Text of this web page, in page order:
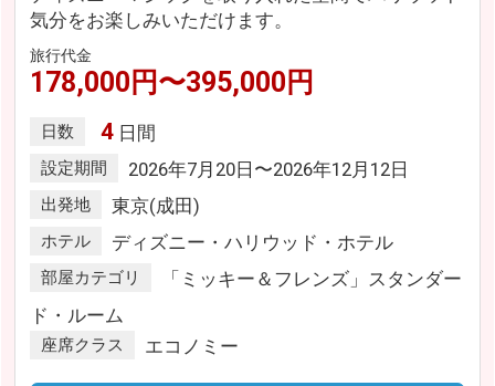
気分をお楽しみいただけます。
旅行代金
178,000円〜395,000円
日数 4 日間
設定期間 2026年7月20日〜2026年12月12日
出発地 東京(成田)
ホテル ディズニー・ハリウッド・ホテル
部屋カテゴリ
「ミッキー＆フレンズ」スタンダー
ド・ルーム
座席クラス エコノミー